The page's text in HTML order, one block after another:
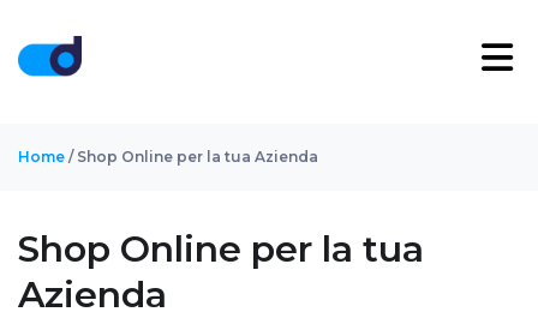
Home / Shop Online per la tua Azienda
Shop Online per la tua
Azienda